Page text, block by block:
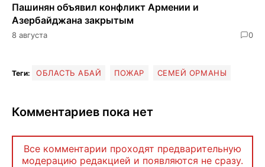
Пашинян объявил конфликт Армении и
Азербайджана закрытым
8 августа 0
Теги: ОБЛАСТЬ АБАЙ ПОЖАР СЕМЕЙ ОРМАНЫ
Комментариев пока нет
Все комментарии проходят предварительную
модерацию редакцией и появляются не сразу.